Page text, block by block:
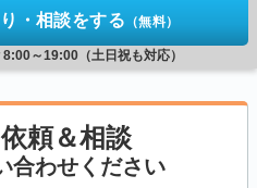
・相談をする （無料）
～19:00（土日祝も対応）
頼＆相談
合わせください